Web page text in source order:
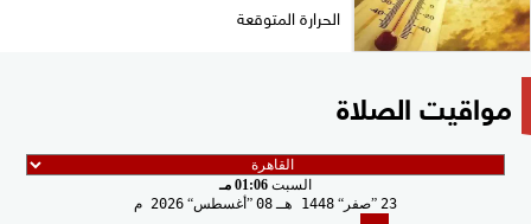
الحرارة المتوقعة
مواقيت الصلاة
السبت 01:06 مـ
23 صفر 1448 هـ 08 أغسطس 2026 م